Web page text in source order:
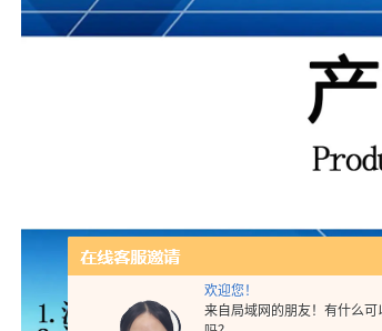
欢迎您！
来自局域网的朋友！有什么可